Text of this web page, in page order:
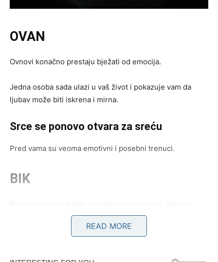
OVAN
Ovnovi konačno prestaju bježati od emocija.
Jedna osoba sada ulazi u vaš život i pokazuje vam da
ljubav može biti iskrena i mirna.
Srce se ponovo otvara za sreću
Pred vama su veoma emotivni i posebni trenuci.
BIK
osjećaj pripadnosti.
READ MORE